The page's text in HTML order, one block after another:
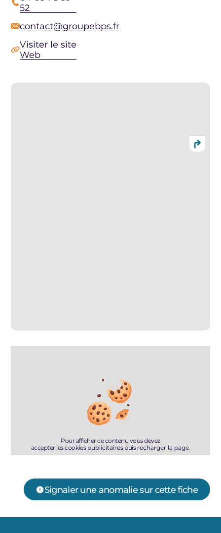
52
contact@groupebps.fr
Visiter le site
Web
Pour afficher ce contenu vous devez
accepter les cookies publicitairespuis recharger la page.
Signaler une anomalie sur cette fiche